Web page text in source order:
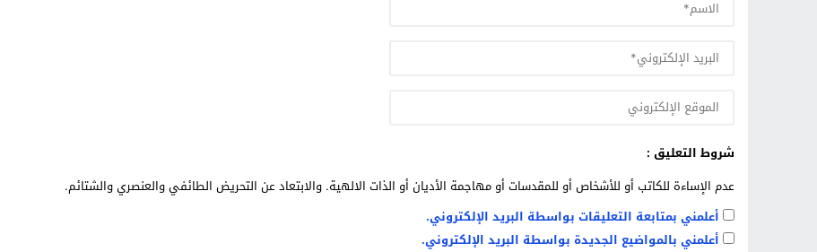
شروط التعليق :
عدم الإساءة للكاتب أو للأشخاص أو للمقدسات أو مهاجمة الأديان أو الذات الالهية. والابتعاد عن التحريض الطائفي والعنصري والشتائم.
أعلمني بمتابعة التعليقات بواسطة البريد الإلكتروني.
أعلمني بالمواضيع الجديدة بواسطة البريد الإلكتروني.